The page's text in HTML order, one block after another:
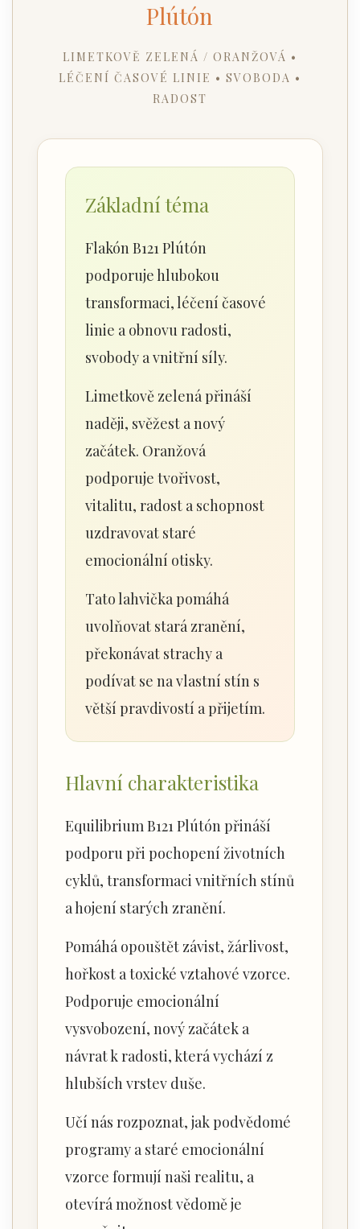
Plútón
LIMETKOVĚ ZELENÁ / ORANŽOVÁ •
LÉČENÍ ČASOVÉ LINIE • SVOBODA •
RADOST
Základní téma
Flakón B121 Plútón
podporuje hlubokou
transformaci, léčení časové
linie a obnovu radosti,
svobody a vnitřní síly.
Limetkově zelená přináší
naději, svěžest a nový
začátek. Oranžová
podporuje tvořivost,
vitalitu, radost a schopnost
uzdravovat staré
emocionální otisky.
Tato lahvička pomáhá
uvolňovat stará zranění,
překonávat strachy a
podívat se na vlastní stín s
větší pravdivostí a přijetím.
Hlavní charakteristika
Equilibrium B121 Plútón přináší
podporu při pochopení životních
cyklů, transformaci vnitřních stínů
a hojení starých zranění.
Pomáhá opouštět závist, žárlivost,
hořkost a toxické vztahové vzorce.
Podporuje emocionální
vysvobození, nový začátek a
návrat k radosti, která vychází z
hlubších vrstev duše.
Učí nás rozpoznat, jak podvědomé
programy a staré emocionální
vzorce formují naši realitu, a
otevírá možnost vědomě je